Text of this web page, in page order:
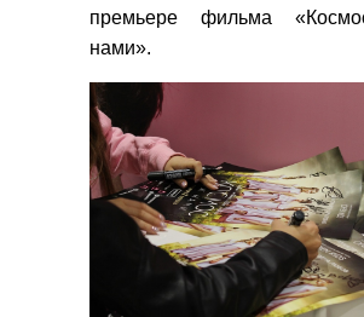
премьере фильма
нами».